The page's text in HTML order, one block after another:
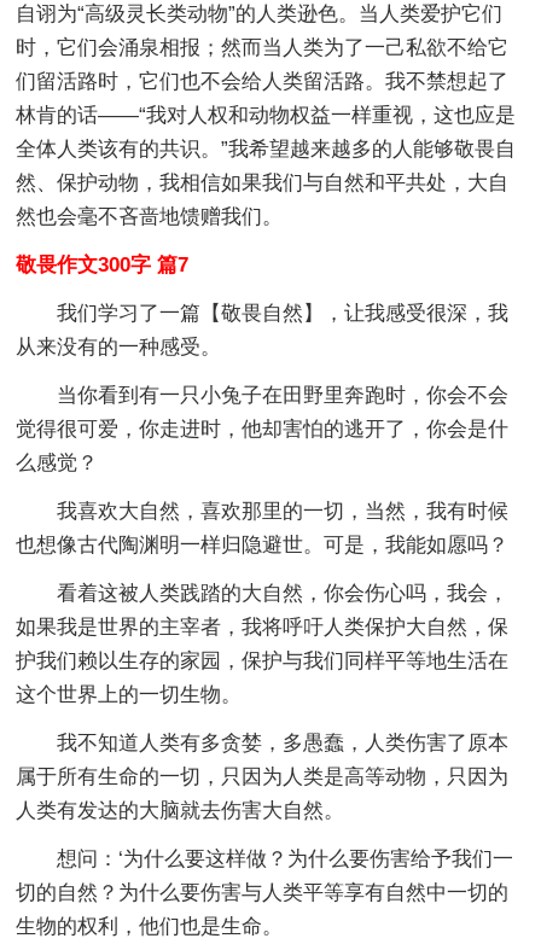
自诩为“高级灵长类动物”的人类逊色。当人类爱护它们
时，它们会涌泉相报；然而当人类为了一己私欲不给它
们留活路时，它们也不会给人类留活路。我不禁想起了
林肯的话——“我对人权和动物权益一样重视，这也应是
全体人类该有的共识。”我希望越来越多的人能够敬畏自
然、保护动物，我相信如果我们与自然和平共处，大自
然也会毫不吝啬地馈赠我们。
敬畏作文300字 篇7
我们学习了一篇【敬畏自然】，让我感受很深，我
从来没有的一种感受。
当你看到有一只小兔子在田野里奔跑时，你会不会
觉得很可爱，你走进时，他却害怕的逃开了，你会是什
么感觉？
我喜欢大自然，喜欢那里的一切，当然，我有时候
也想像古代陶渊明一样归隐避世。可是，我能如愿吗？
看着这被人类践踏的大自然，你会伤心吗，我会，
如果我是世界的主宰者，我将呼吁人类保护大自然，保
护我们赖以生存的家园，保护与我们同样平等地生活在
这个世界上的一切生物。
我不知道人类有多贪婪，多愚蠢，人类伤害了原本
属于所有生命的一切，只因为人类是高等动物，只因为
人类有发达的大脑就去伤害大自然。
想问：‘为什么要这样做？为什么要伤害给予我们一
切的自然？为什么要伤害与人类平等享有自然中一切的
生物的权利，他们也是生命。